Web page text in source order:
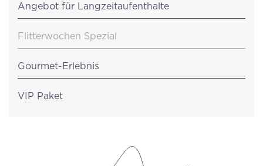
Angebot für Langzeitaufenthalte
Flitterwochen Spezial
Gourmet-Erlebnis
VIP Paket